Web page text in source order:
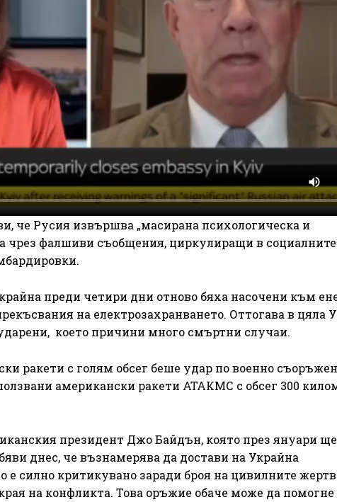
че Русия извършва „масирана психологическа и
чрез фалшиви съобщения, циркулиращи в
преди четири дни отново бяха насочени към
на електрозахранването. Оттогава в цяла
което причини много смъртни случаи.
ракети с голям обсег беше удар по военно
американски ракети АТАКМС с обсег 300
президент Джо Байдън, която през януари
днес, че възнамерява да достави на Украйна
силно критикувано заради броя на цивилните
на конфликта. Това оръжие обаче може да помогне